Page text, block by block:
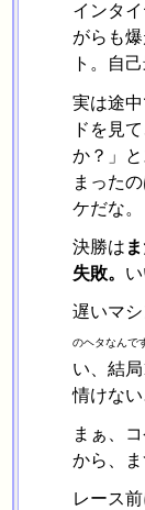
インタ
がらも
ト。自
実は途
ドを見
か？」
まった
ケだな。
決勝は
失敗。
遅いマ
のヘタなんで
い、結局
情けな
まぁ、
から、ま
レース